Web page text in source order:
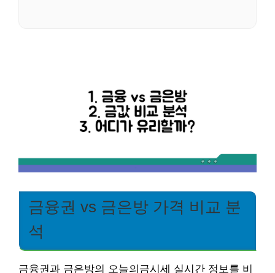
금융권 vs 금은방 가격 비교 분
석
금융권과 금은방의 오늘의금시세 실시간 정보를 비